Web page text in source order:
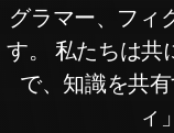
Observer
French
German
グラマー、フィ
す。 私たちは共
で、知識を共
ィ